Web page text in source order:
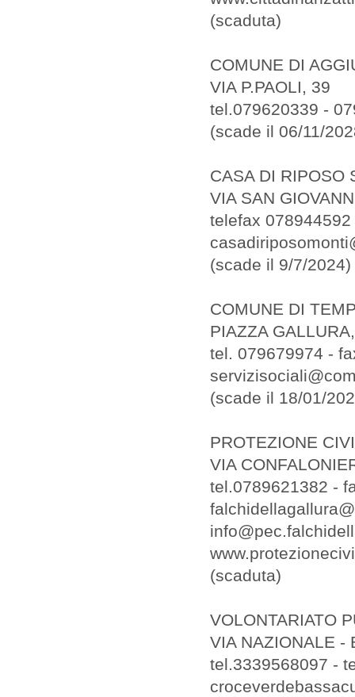
(scaduta)
COMUNE DI
VIA P.PAOLI, 39
tel.079620339 -
(scade il 06/11/
CASA DI RIPOSO
VIA SAN
telefax 078944592
(scade il 9/7/2024)
COMUNE DI
PIAZZA
tel. 079679974 -
(scade il 18/01/
PROTEZIONE
VIA
tel.0789621382 -
(scaduta)
VOLONTARIATO
VIA NAZIONALE -
tel.3339568097 -